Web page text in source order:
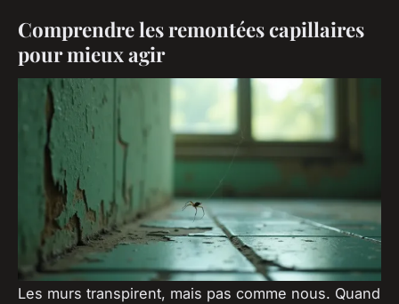
Comprendre les remontées capillaires
pour mieux agir
Les murs transpirent, mais pas comme nous. Quand